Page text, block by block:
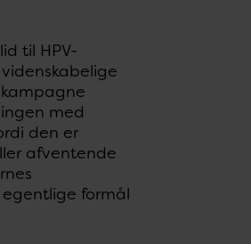
til HPV-
med
den er
afventende
formål